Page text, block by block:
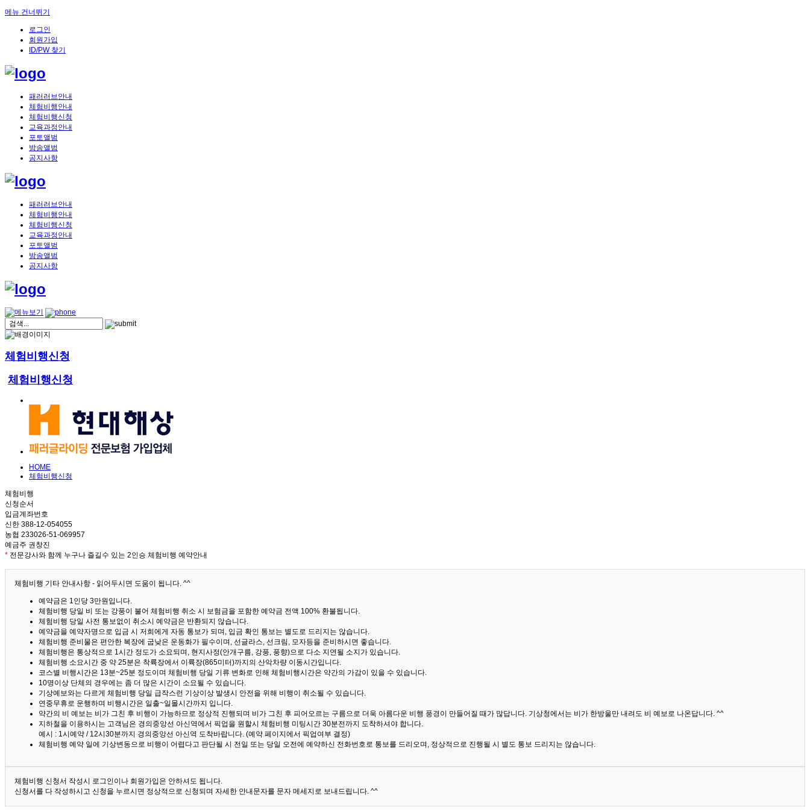
메뉴 건너뛰기
로그인
회원가입
ID/PW 찾기
패러러브안내
체험비행안내
체험비행신청
교육과정안내
포토앨범
방송앨범
공지사항
패러러브안내
체험비행안내
체험비행신청
교육과정안내
포토앨범
방송앨범
공지사항
체험비행신청
체험비행신청
HOME
체험비행신청
체험비행
신청순서
입금계좌번호
신한 388-12-054055
농협 233026-51-069957
예금주 권창진
* 전문강사와 함께 누구나 즐길수 있는 2인승 체험비행 예약안내
체험비행 기타 안내사항 - 읽어두시면 도움이 됩니다. ^^
예약금은 1인당 3만원입니다.
체험비행 당일 비 또는 강풍이 불어 체험비행 취소 시 보험금을 포함한 예약금 전액 100% 환불됩니다.
체험비행 당일 사전 통보없이 취소시 예약금은 반환되지 않습니다.
예약금을 예약자명으로 입금 시 저희에게 자동 통보가 되며, 입금 확인 통보는 별도로 드리지는 않습니다.
체험비행 준비물은 편안한 복장에 굽낮은 운동화가 필수이며, 선글라스, 선크림, 모자등을 준비하시면 좋습니다.
체험비행은 통상적으로 1시간 정도가 소요되며, 현지사정(안개구름, 강풍, 풍향)으로 다소 지연될 소지가 있습니다.
체험비행 소요시간 중 약 25분은 착륙장에서 이륙장(865미터)까지의 산악차량 이동시간입니다.
코스별 비행시간은 13분~25분 정도이며 체험비행 당일 기류 변화로 인해 체험비행시간은 약간의 가감이 있을 수 있습니다.
10명이상 단체의 경우에는 좀 더 많은 시간이 소요될 수 있습니다.
기상예보와는 다르게 체험비행 당일 급작스런 기상이상 발생시 안전을 위해 비행이 취소될 수 있습니다.
연중무휴로 운행하며 비행시간은 일출~일몰시간까지 입니다.
약간의 비 예보는 비가 그친 후 비행이 가능하므로 정상적 진행되며 비가 그친 후 피어오르는 구름으로 더욱 아름다운 비행 풍경이 만들어질 때가 많답니다. 기상청에서는 비가 한방울만 내려도 비 예보로 나온답니다. ^^
지하철을 이용하시는 고객님은 경의중앙선 아신역에서 픽업을 원할시 체험비행 미팅시간 30분전까지 도착하셔야 합니다.
예시 : 1시예약 / 12시30분까지 경의중앙선 아신역 도착바랍니다. (예약 페이지에서 픽업여부 결정)
체험비행 예약 일에 기상변동으로 비행이 어렵다고 판단될 시 전일 또는 당일 오전에 예약하신 전화번호로 통보를 드리오며, 정상적으로 진행될 시 별도 통보 드리지는 않습니다.
체험비행 신청서 작성시 로그인이나 회원가입은 안하셔도 됩니다.
신청서를 다 작성하시고 신청을 누르시면 정상적으로 신청되며 자세한 안내문자를 문자 메세지로 보내드립니다. ^^